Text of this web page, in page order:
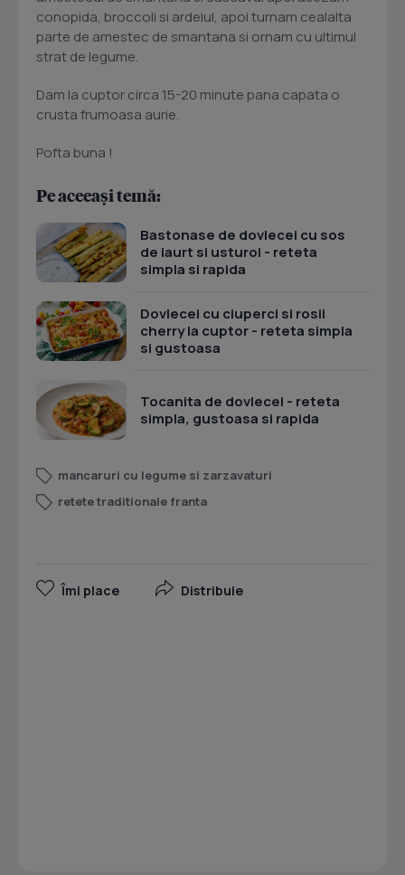
conopida, broccoli si ardeiul, apoi turnam cealalta
parte de amestec de smantana si ornam cu ultimul
strat de legume.
Dam la cuptor circa 15-20 minute pana capata o
crusta frumoasa aurie.
Pofta buna !
Pe aceeași temă:
Bastonase de dovlecei cu sos
de iaurt si usturoi - reteta
simpla si rapida
Dovlecei cu ciuperci si rosii
cherry la cuptor - reteta simpla
si gustoasa
Tocanita de dovlecei - reteta
simpla, gustoasa si rapida
mancaruri cu legume si zarzavaturi
retete traditionale franta
Îmi place Distribuie